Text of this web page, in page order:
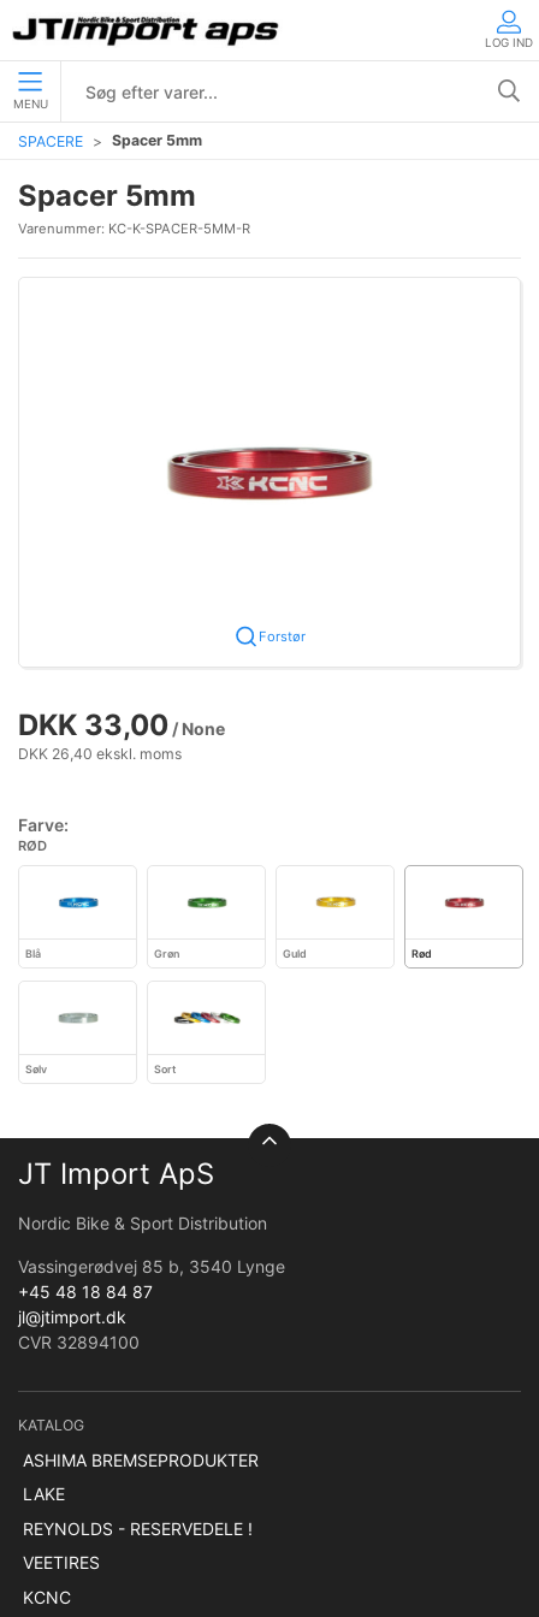
LOG IND
MENU
SPACERE Spacer 5mm
Spacer 5mm
Varenummer: KC-K-SPACER-5MM-R
Forstør
DKK 33,00 / None
DKK 26,40 ekskl. moms
Farve:
RØD
Blå Grøn Guld Rød
Sølv Sort
JT Import ApS
Nordic Bike & Sport Distribution
Vassingerødvej 85 b, 3540 Lynge
+45 48 18 84 87
jl@jtimport.dk
CVR 32894100
KATALOG
ASHIMA BREMSEPRODUKTER
LAKE
REYNOLDS - RESERVEDELE !
VEETIRES
KCNC